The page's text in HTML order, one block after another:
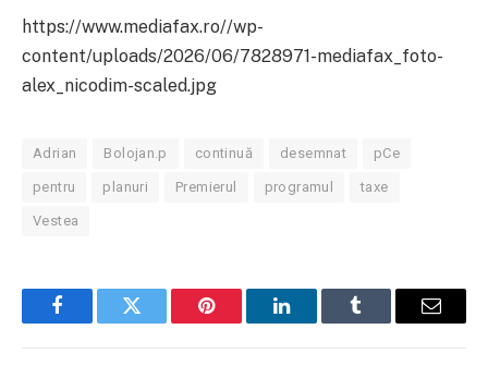
https://www.mediafax.ro//wp-
content/uploads/2026/06/7828971-mediafax_foto-
alex_nicodim-scaled.jpg
Adrian Bolojan.p continuă desemnat pCe
pentru planuri Premierul programul taxe
Vestea
FacebookTwitter Pinterest LinkedInTumblr Email